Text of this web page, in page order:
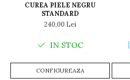
CUREA PIELE NEGRU
STANDARD
240,00 Lei
IN STOC
CONFIGUREAZA